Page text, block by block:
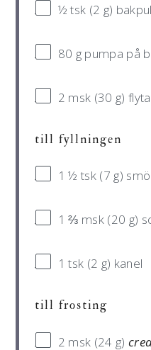
½tsk (2 g)
80 g pumpa på
2 msk (30 g)
till fyllningen
1 ½ tsk (7 g)
1 ⅔ msk (20 g)
1 tsk (2 g) kanel
till frosting
2 msk (24 g)